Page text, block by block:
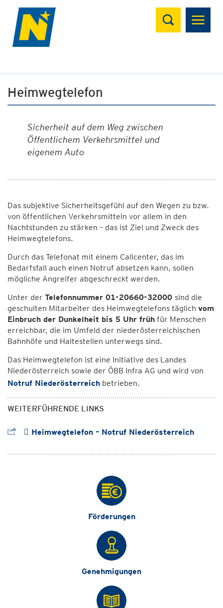
Suchen
Heimwegtelefon
Sicherheit auf dem Weg zwischen
Öffentlichem Verkehrsmittel und
eigenem Auto
Das subjektive Sicherheitsgefühl auf den Wegen zu bzw.
von öffentlichen Verkehrsmitteln vor allem in den
Nachtstunden zu stärken – das ist Ziel und Zweck des
Heimwegtelefons.
Durch das Telefonat mit einem Callcenter, das im
Bedarfsfall auch einen Notruf absetzen kann, sollen
mögliche Angreifer abgeschreckt werden.
Unter der Telefonnummer 01-20660-32000 sind die
geschulten Mitarbeiter des Heimwegtelefons täglich vom
Einbruch der Dunkelheit bis 5 Uhr früh für Menschen
erreichbar, die im Umfeld der niederösterreichischen
Bahnhöfe und Haltestellen unterwegs sind.
Das Heimwegtelefon ist eine Initiative des Landes
Niederösterreich sowie der ÖBB Infra AG und wird von
Notruf Niederösterreich betrieben.
WEITERFÜHRENDE LINKS
 Heimwegtelefon – Notruf Niederösterreich
Förderungen
Genehmigungen